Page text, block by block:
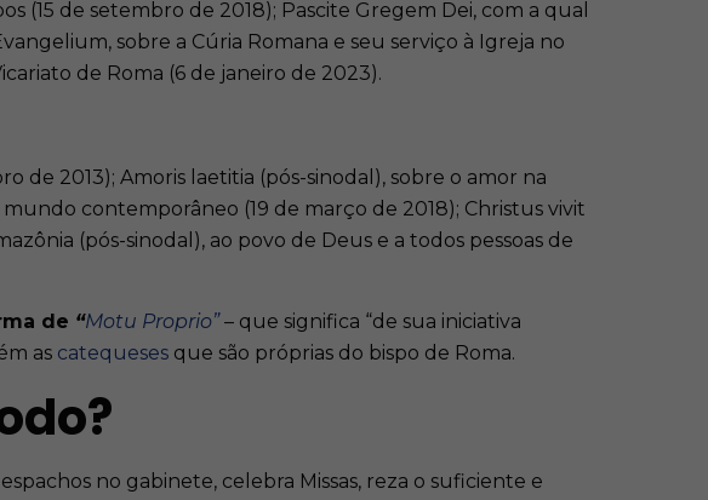
(15 de setembro de 2018); Pascite Gregem Dei, com a qual
sobre a Cúria Romana e seu serviço à Igreja no
de Roma (6 de janeiro de 2023).
2013); Amoris laetitia (pós-sinodal), sobre o amor na
contemporâneo (19 de março de 2018); Christus vivit
(pós-sinodal), ao povo de Deus e a todos pessoas de
de “Motu Proprio”– que significa “de sua iniciativa
as catequeses que são próprias do bispo de Roma.
no gabinete, celebra Missas, reza o suficiente e